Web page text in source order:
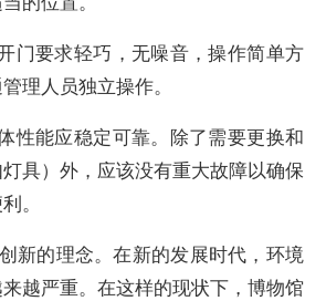
门要求轻巧，无噪音，操作简单方
理人员独立操作。
性能应稳定可靠。除了需要更换和
具）外，应该没有重大故障以确保
。
新的理念。在新的发展时代，环境
越严重。在这样的现状下，博物馆